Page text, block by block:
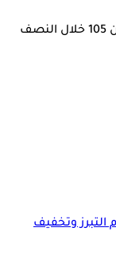
الصحة: ارتفاع الإقبال على الخط الساخن 105 خلال النصف
التبرز وتخفيف